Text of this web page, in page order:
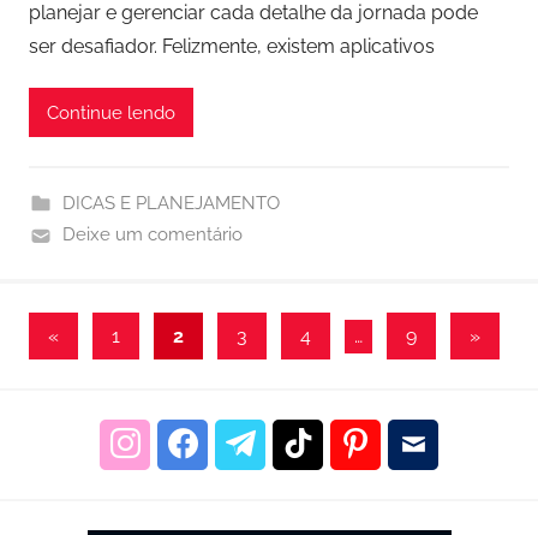
planejar e gerenciar cada detalhe da jornada pode
ser desafiador. Felizmente, existem aplicativos
Continue lendo
DICAS E PLANEJAMENTO
Deixe um comentário
Paginação
posts
«Post
1 2 3 4 … 9
Post
»